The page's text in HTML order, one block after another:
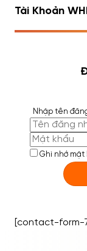
Tài Khoản
Nhập tên
Ghi nhớ mật
[contact-form-